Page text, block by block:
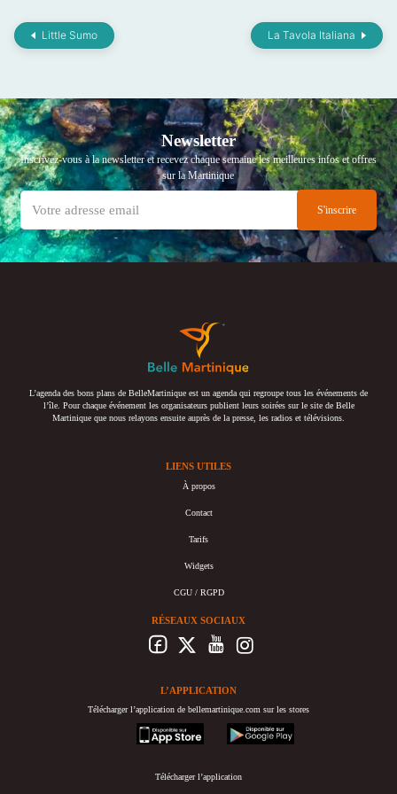
Little Sumo La Tavola Italiana
Newsletter
Inscrivez-vous à la newsletter et recevez chaque semaine les meilleures infos et offres
sur la Martinique
L’agenda des bons plans de BelleMartinique est un agenda qui regroupe tous les événements de
l’île. Pour chaque événement les organisateurs publient leurs soirées sur le site de Belle
Martinique que nous relayons ensuite auprès de la presse, les radios et télévisions.
LIENS UTILES
À propos
Contact
Tarifs
Widgets
CGU / RGPD
RÉSEAUX SOCIAUX
L’APPLICATION
Télécharger l’application de bellemartinique.com sur les stores
appstore
googleplay
Télécharger l’application